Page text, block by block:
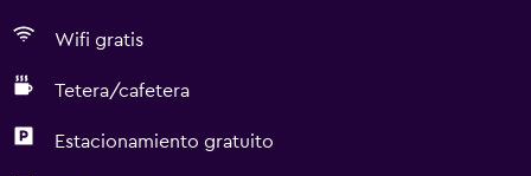
Wifi gratis
Tetera/cafetera
Estacionamiento gratuito